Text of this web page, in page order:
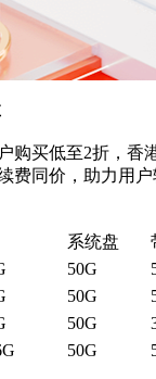
购买低至2折，香
费同价，助力用
系统盘
50G
50G
50G
50G